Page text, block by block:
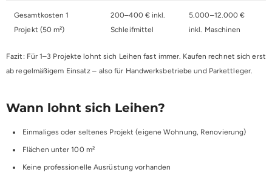
Gesamtkosten 1
Projekt (50 m²)
200–400 € inkl.
Schleifmittel
5.000–12.000 €
inkl. Maschinen
Fazit: Für 1–3 Projekte lohnt sich Leihen fast immer. Kaufen rechnet sich erst
ab regelmäßigem Einsatz – also für Handwerksbetriebe und Parkettleger.
Wann lohnt sich Leihen?
Einmaliges oder seltenes Projekt (eigene Wohnung, Renovierung)
Flächen unter 100 m²
Keine professionelle Ausrüstung vorhanden